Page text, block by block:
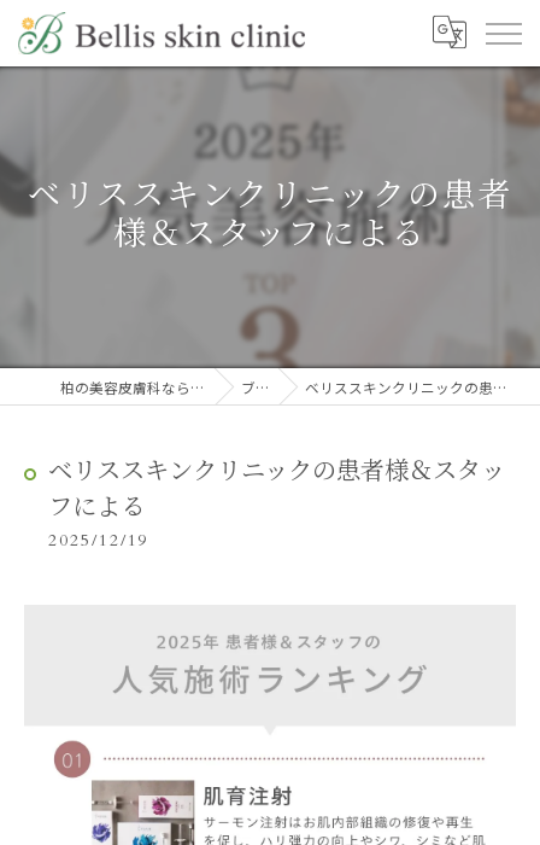
ベリススキンクリニックの患者
様＆スタッフによる
柏の美容皮膚科ならBellis skin clinic ブログ ベリススキンクリニックの患者様＆スタッフによる
ベリススキンクリニックの患者様＆スタッ
フによる
2025/12/19